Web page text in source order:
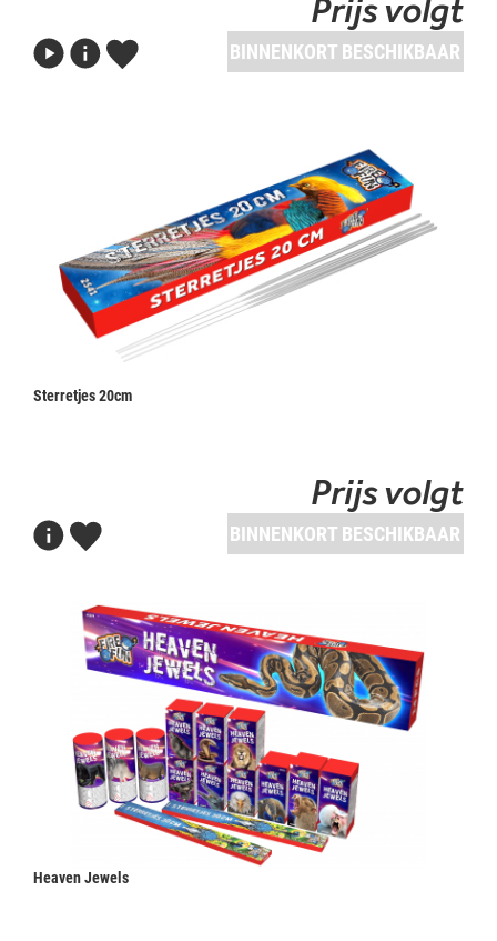
Prijs volgt
BINNENKORT BESCHIKBAAR
Sterretjes 20cm
Prijs volgt
BINNENKORT BESCHIKBAAR
Heaven Jewels